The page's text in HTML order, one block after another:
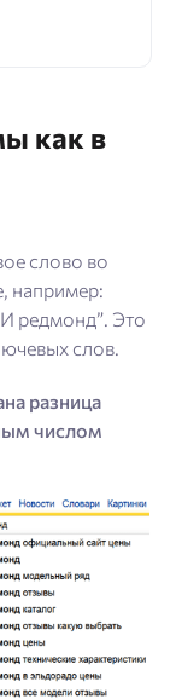
как в
слово во
например:
редмонд”. Это
слов.
разница
числом